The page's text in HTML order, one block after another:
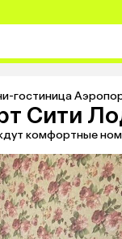
гостиница
Сити
комфортные